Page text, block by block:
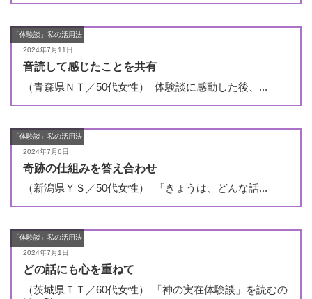
2024年7月11日
「体験談」私の活用法
音読して感じたことを共有
（青森県ＮＴ／50代女性） 体験談に感動した後、...
2024年7月6日
「体験談」私の活用法
奇跡の仕組みを答え合わせ
（新潟県ＹＳ／50代女性） 「きょうは、どんな話...
2024年7月1日
「体験談」私の活用法
どの話にも心を重ねて
（茨城県ＴＴ／60代女性） 「神の実在体験談」を読むの